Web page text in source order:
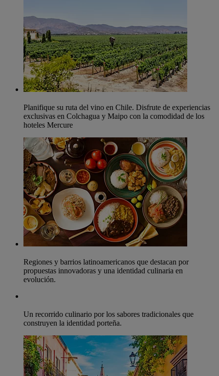
Planifique su ruta del vino en Chile. Disfrute de experiencias
exclusivas en Colchagua y Maipo con la comodidad de los
hoteles Mercure
Regiones y barrios latinoamericanos que destacan por
propuestas innovadoras y una identidad culinaria en
evolución.
Un recorrido culinario por los sabores tradicionales que
construyen la identidad porteña.